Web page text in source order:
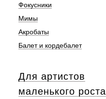
Для артистов
маленького роста
Фокусники
Мимы
Акробаты
Балет и кордебалет